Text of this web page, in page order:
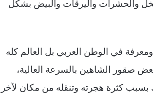
والحشرات واليرقات والبيض بشكل
في الوطن العربي بل العالم كله
صقور الشاهين بالسرعة العالية،
بسبب كثرة هجرته وتنقله من مكان لآخر